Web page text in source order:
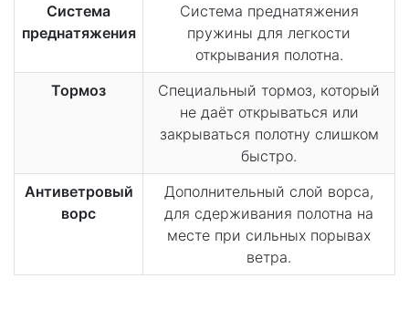
Система
преднатяжения
Система преднатяжения
пружины для легкости
открывания полотна.
Тормоз
Специальный тормоз, который
не даёт открываться или
закрываться полотну слишком
быстро.
Антиветровый
ворс
Дополнительный слой ворса,
для сдерживания полотна на
месте при сильных порывах
ветра.